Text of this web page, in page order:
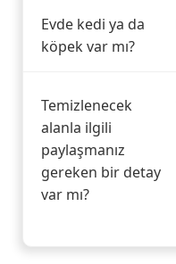
Evde kedi ya da
köpek var mı?
Temizlenecek
alanla ilgili
paylaşmanız
gereken bir detay
var mı?